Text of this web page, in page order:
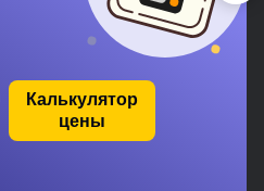
2026 FastFine.ru
Калькулятор
цены